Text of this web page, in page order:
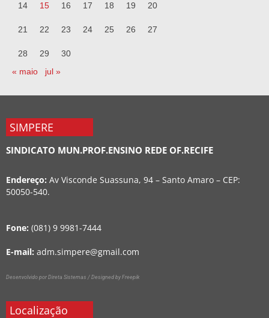
14 15 16 17 18 19 20
21 22 23 24 25 26 27
28 29
30
« maio
jul »
SIMPERE
SINDICATO MUN.PROF.ENSINO REDE OF.RECIFE
Endereço: Av Visconde Suassuna, 94 – Santo Amaro – CEP:
50050-540.
Fone: (081) 9 9981-7444
E-mail: adm.simpere@gmail.com
Desenvolvido por Direta Sistemas / Designed by Freepik
Localização